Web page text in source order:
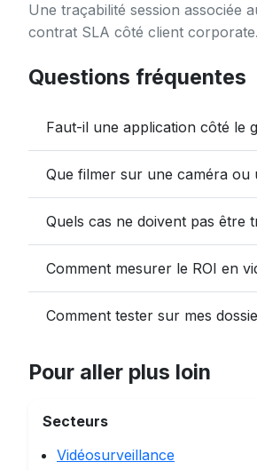
Une traçabilité session associée
contrat SLA côté client
Questions fréquentes
Faut-il une application côté le
Que filmer sur une caméra ou
Quels cas ne doivent pas être
Comment mesurer le ROI en
Comment tester sur mes
Pour aller plus loin
Secteurs
Vidéosurveillance